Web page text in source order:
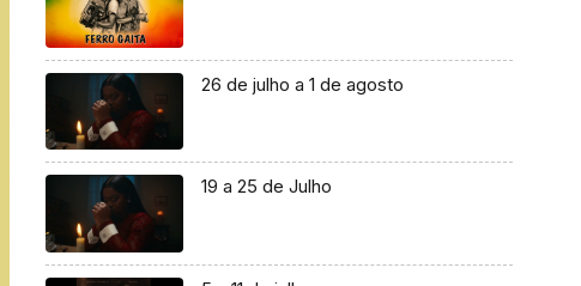
26 de julho a 1 de agosto
19 a 25 de Julho